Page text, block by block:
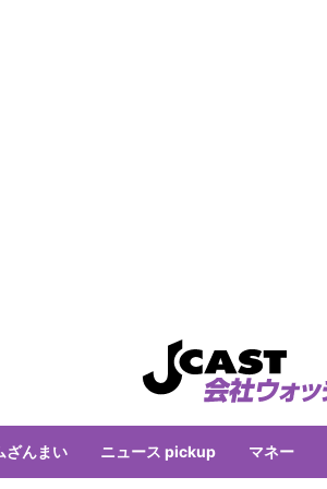
ざんまい ニュース pickup マネー